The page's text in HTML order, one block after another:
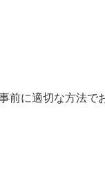
前に適切な方法で